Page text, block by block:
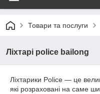
Товари та послуги
Ліхтарі police bailong
Ліхтарики Police — це
які розраховані на саме